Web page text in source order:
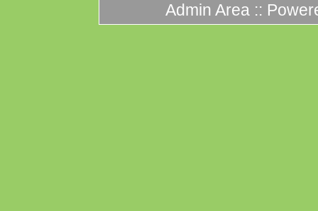
Admin Area ::